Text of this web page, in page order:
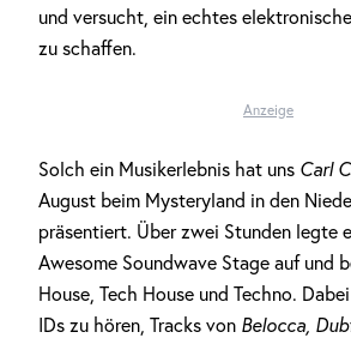
und versucht, ein echtes
zu schaffen.
Anzeige
Solch ein Musikerlebnis hat uns Carl
August beim Mysteryland in den
präsentiert. Über zwei Stunden legte
Awesome Soundwave Stage auf und
House, Tech House und Techno.
IDs zu hören, Tracks von Belocca,